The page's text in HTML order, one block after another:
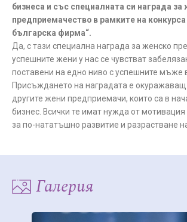
бизнеса и със специалната си награда за
предприемачество в рамките на
българска фирма“.
Да, с тази специална награда за женско
успешните жени у нас се чувстват
поставени на едно ниво с успешните мъже
Присъждането на наградата е
другите жени предприемачи, които са в
бизнес. Всички те имат нужда от
за по-нататъшно развитие и разрастване
Галерия